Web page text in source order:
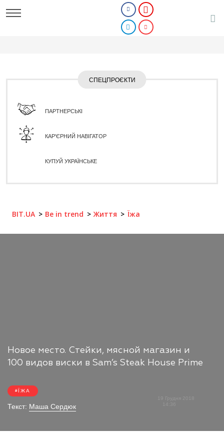
СПЕЦПРОЄКТИ
ПАРТНЕРСЬКІ
КАР'ЄРНИЙ НАВІГАТОР
КУПУЙ УКРАЇНСЬКЕ
BIT.UA Be in trend Життя Їжа
Новое место. Стейки, мясной магазин и
100 видов виски в Sam’s Steak House Prime
ЇЖА
Текст: Маша Сердюк
19 Грудня 2018